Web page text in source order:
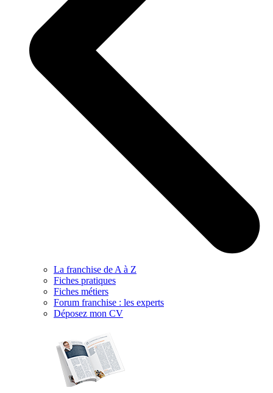
La franchise de A à Z
Fiches pratiques
Fiches métiers
Forum franchise : les experts
Déposez mon CV